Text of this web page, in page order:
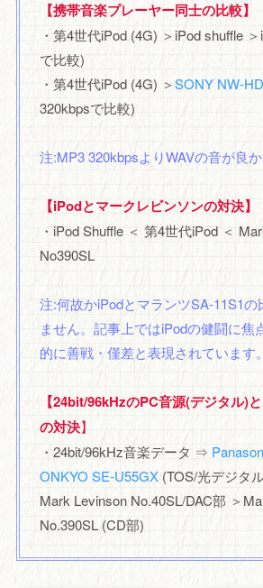
【携帯音楽プレーヤー同士の比較】
・第4世代iPod (4G) ＞iPod shuffle
で比較)
・第4世代iPod (4G) ＞SONY NW-
320kbpsで比較)
注:MP3 320kbpsよりWAVの音が良
【iPodとマークレビンソンの対決】
・iPod Shuffle ＜ 第4世代iPod ＜
No390SL
注:何故かiPodとマランツSA-11S1の
ません。記事上ではiPodの健闘に焦
的に善戦・僅差と表現されています
【24bit/96kHzのPC音源(デジタル)
の対決】
・24bit/96kHz音楽データ ⇒
ONKYO SE-U55GX(TOS/光デジタ
Mark Levinson No.40SL/DAC部 ＞
No.390SL (CD部)